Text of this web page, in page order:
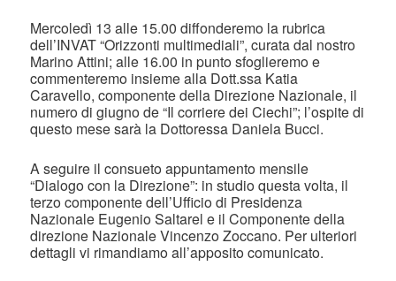
Mercoledì 13 alle 15.00 diffonderemo la rubrica
dell’INVAT “Orizzonti multimediali”, curata dal nostro
Marino Attini; alle 16.00 in punto sfoglieremo e
commenteremo insieme alla Dott.ssa Katia
Caravello, componente della Direzione Nazionale, il
numero di giugno de “Il corriere dei Ciechi”; l’ospite di
questo mese sarà la Dottoressa Daniela Bucci.
A seguire il consueto appuntamento mensile
“Dialogo con la Direzione”: in studio questa volta, il
terzo componente dell’Ufficio di Presidenza
Nazionale Eugenio Saltarel e il Componente della
direzione Nazionale Vincenzo Zoccano. Per ulteriori
dettagli vi rimandiamo all’apposito comunicato.